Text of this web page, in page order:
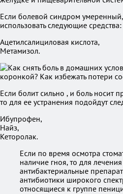
Если болевой синдром
использовать следующие средства:
Ацетилсалициловая кислота,
Метамизол.
Если болит сильно , и боль носит
то для ее устранения подойдут
Ибупрофен,
Найз,
Кеторолак.
Если по время осмотра
наличие гноя, то для
антибактериальные
антибиотики широкого
относящиеся к группе